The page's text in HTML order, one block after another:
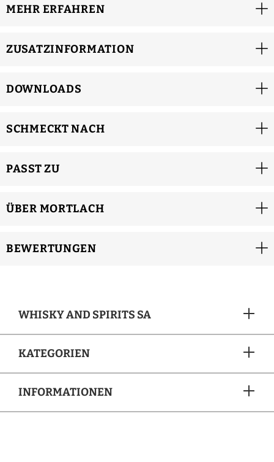
MEHR ERFAHREN
ZUSATZINFORMATION
DOWNLOADS
SCHMECKT NACH
PASST ZU
ÜBER MORTLACH
BEWERTUNGEN
WHISKY AND SPIRITS SA
KATEGORIEN
INFORMATIONEN